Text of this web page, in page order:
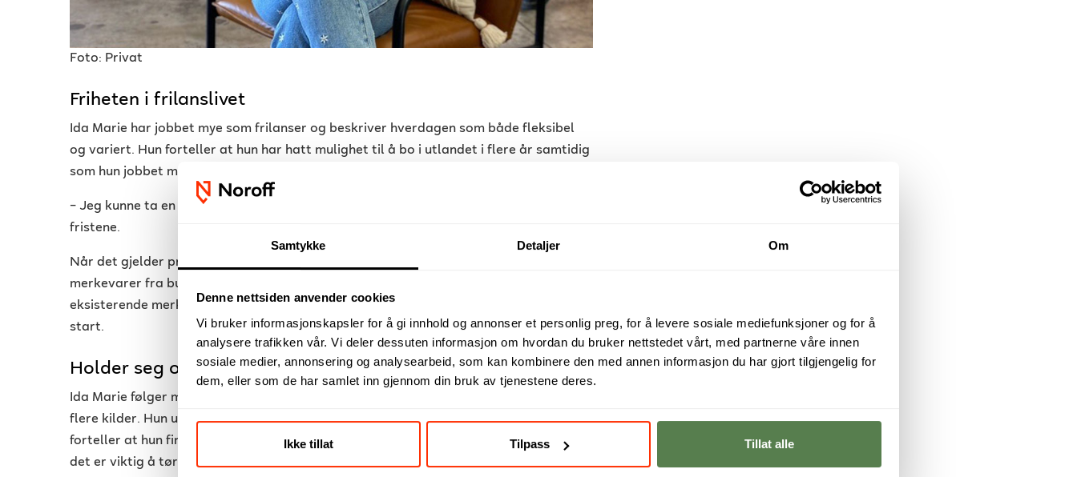
Samtykke Detaljer Om
Denne nettsiden anvender cookies
Vi bruker informasjonskapsler for å gi innhold og annonser et personlig preg, for å levere sosiale mediefunksjoner og for å
analysere trafikken vår. Vi deler dessuten informasjon om hvordan du bruker nettstedet vårt, med partnerne våre innen
sosiale medier, annonsering og analysearbeid, som kan kombinere den med annen informasjon du har gjort tilgjengelig for
dem, eller som de har samlet inn gjennom din bruk av tjenestene deres.
Ikke tillat Tilpass Tillat alle
Foto: Privat
Friheten i frilanslivet
Ida Marie har jobbet mye som frilanser og beskriver hverdagen som både fleksibel
og variert. Hun forteller at hun har hatt mulighet til å bo i utlandet i flere år samtidig
som hun jobbet med norske kunder.
– Jeg kunne ta en pause midt på dagen og heller jobbe på kvelden, så lenge jeg holdt
fristene.
Når det gjelder prosjekter, trives hun aller best med de som handler om å bygge
merkevarer fra bunnen av.
eksisterende merkevare, men at det er noe helt eget ved å skape en identitet fra
start.
Holder seg oppdatert med blikk for mer enn bare design
Ida Marie følger mange designere på sosiale medier, men henter inspirasjon fra langt
flere kilder. Hun understreker at man må ha øynene åpne for trender generelt, og
forteller at hun finner mye inspirasjon i interiør, farger og mote. Samtidig mener hun
det er viktig å tørre å prøve ny teknologi, for uten nysgjerrighet og vilje til å teste